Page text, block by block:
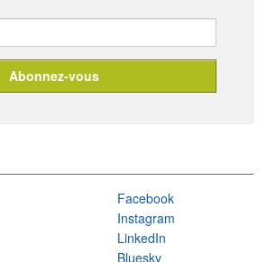
Facebook
Instagram
LinkedIn
Bluesky